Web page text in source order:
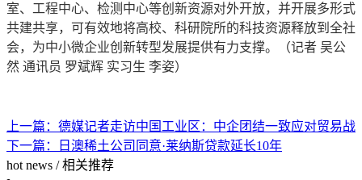
室、工程中心、检测中心等创新资源对外开放，并开展多形式
共建共享，可有效地将高校、科研院所的科技资源释放到全社
会，为中小微企业创新转型发展提供有力支撑。（记者 吴公
然 通讯员 罗斌辉 实习生 李姿）
上一篇： 德媒记者走访中国工业区：中企团结一致应对贸易战
下一篇：
日澳稀土公司同意·莱纳斯贷款延长10年
hot news / 相关推荐